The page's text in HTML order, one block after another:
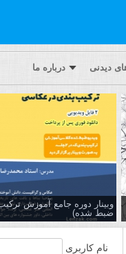
دیدنی درباره ما
وبینار دوره جامع آموزش
ضبط شده)
نام کاربری